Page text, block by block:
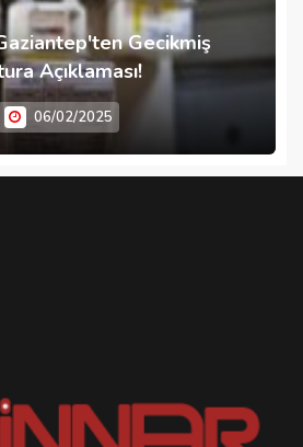
Gecikmiş
Açıklaması!
06/02/2025